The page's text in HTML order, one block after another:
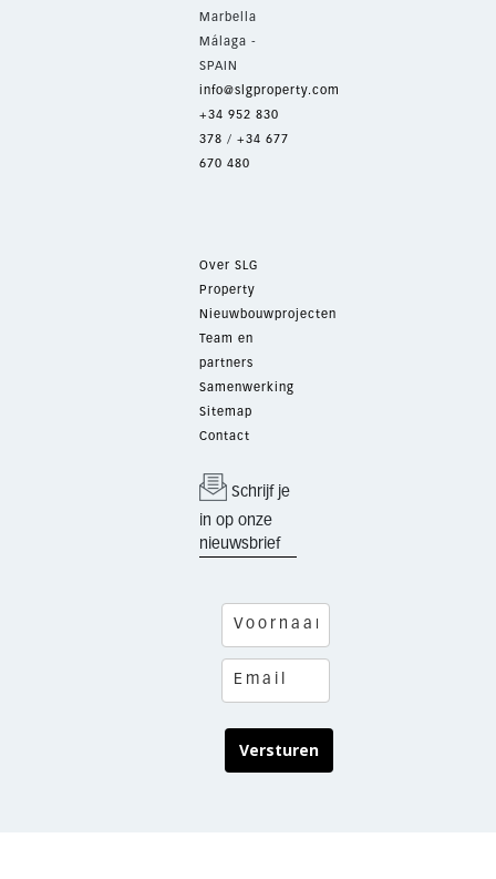
Marbella
Málaga -
SPAIN
info@slgproperty.com
+34 952 830
378 / +34 677
670 480
Over SLG
Property
Nieuwbouwprojecten
Team en
partners
Samenwerking
Sitemap
Contact
Schrijf je
in op onze
nieuwsbrief
Versturen